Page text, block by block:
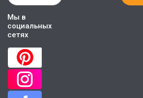
Мы в
социальных
сетях